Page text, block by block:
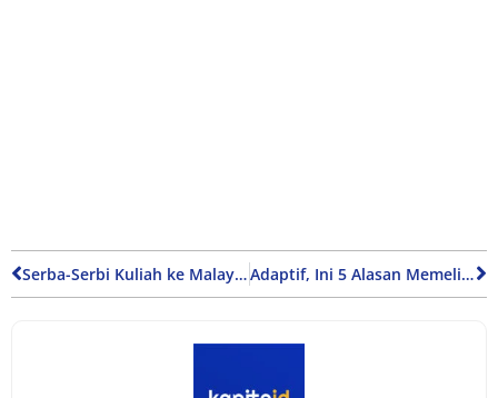
Serba-Serbi Kuliah ke Malaysia Adaptif, Ini 5 Alasan Memelihara Kucing Kampung